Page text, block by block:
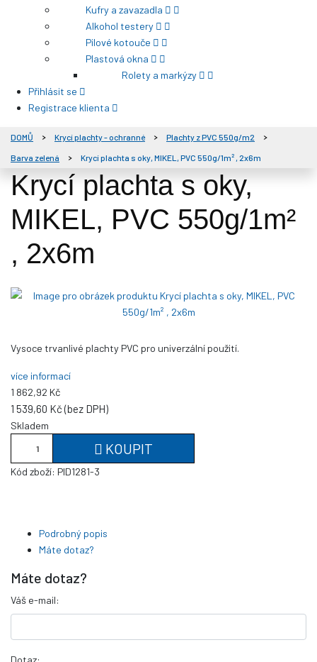
Kufry a zavazadla
Alkohol testery
Pilové kotouče
Plastová okna
Rolety a markýzy
Přihlásit se
Registrace klienta
DOMŮ Krycí plachty - ochranné Plachty z PVC 550g/m2
Barva zelená Krycí plachta s oky, MIKEL, PVC 550g/1m² , 2x6m
Krycí plachta s oky,
MIKEL, PVC 550g/1m²
, 2x6m
Vysoce trvanlivé plachty PVC pro univerzální použití.
více informací
1 862,92 Kč
1 539,60 Kč (bez DPH)
Skladem
KOUPIT
Kód zboží: PID1281-3
Podrobný popis
Máte dotaz?
Máte dotaz?
Váš e-mail:
Dotaz: